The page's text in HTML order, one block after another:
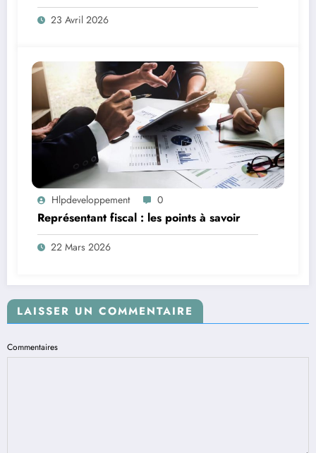
23 Avril 2026
Hlpdeveloppement 0
Représentant fiscal : les points à savoir
22 Mars 2026
LAISSER UN COMMENTAIRE
Commentaires